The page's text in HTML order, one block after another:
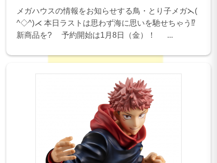
メガハウスの情報をお知らせする鳥・とり子メガ⋋(
^◇^)⋌ 本日ラストは思わず海に思いを馳せちゃう⁉
新商品を? 予約開始は1月8日（金）！ ...